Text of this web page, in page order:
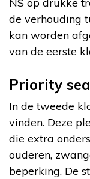
NS op drukke
de verhouding
kan worden
van de eerste
Priority
In de tweede
vinden. Deze
die extra
ouderen,
beperking. De